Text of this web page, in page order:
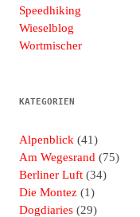
Speedhiking
Wieselblog
Wortmischer
KATEGORIEN
Alpenblick (41)
Am Wegesrand (75)
Berliner Luft (34)
Die Montez (1)
Dogdiaries (29)